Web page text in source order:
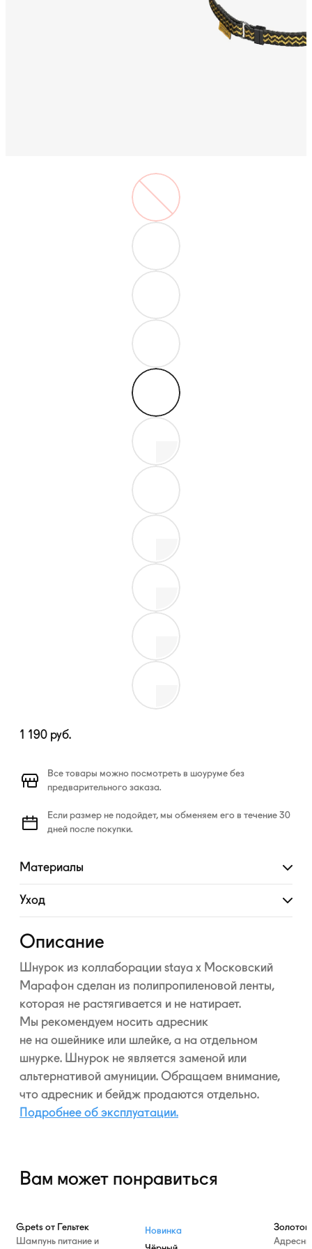
1 190 руб.
Все товары можно посмотреть в шоуруме без
предварительного заказа.
Если размер не подойдет, мы обменяем его в течение 30
дней после покупки.
Материалы
Развернуть
Уход
Развернуть
Описание
Шнурок из коллаборации staya x Московский
Марафон сделан из полипропиленовой ленты,
которая не растягивается и не натирает.
Мы рекомендуем носить адресник
не на ошейнике или шлейке, а на отдельном
шнурке. Шнурок не является заменой или
альтернативой амуниции. Обращаем внимание,
что адресник и бейдж продаются отдельно.
Подробнее об эксплуатации.
Вам может понравиться
G.pets от Гельтек
Шампунь питание и
Новинка
Золотой